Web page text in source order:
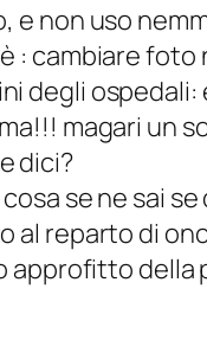
e non uso
: cambiare
degli
magari un
dici?
se ne sai
al reparto di
della